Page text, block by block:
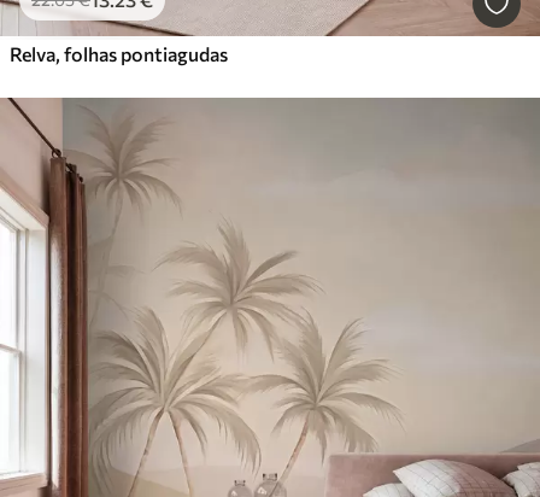
Relva, folhas pontiagudas